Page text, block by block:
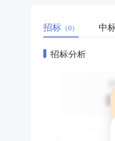
招标 （0） 中
招标分析